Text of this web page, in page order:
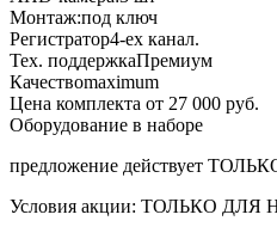
Монтаж:под ключ
Регистратор4-ех канал.
Тех. поддержкаПремиум
Качествоmaximum
Цена комплекта от 27 000 руб.
Оборудование в наборе
предложение действует
Условия акции: ТОЛЬКО ДЛЯ